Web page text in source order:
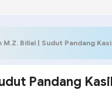
M.Z. Billal | Sudut Pandang
Pandang